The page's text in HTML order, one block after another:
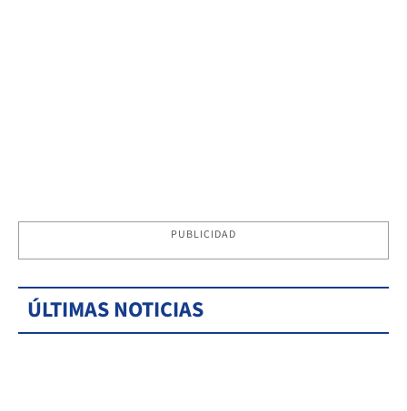
PUBLICIDAD
ÚLTIMAS NOTICIAS